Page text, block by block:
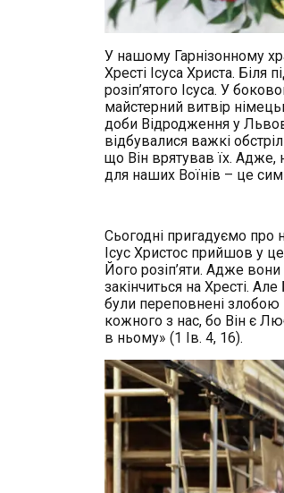
У нашому Гарнізонному
Хресті Ісуса Христа. Біля
розіп’ятого Ісуса. У
майстерний витвір
доби Відродження у
відбувалися важкі
що Він врятував їх. Адже,
для наших Воїнів – це
Сьогодні пригадуємо про
Ісус Христос прийшов у
Його розіп’яти. Адже
закінчиться на Хресті.
були переповнені
кожного з нас, бо Він є
в ньому» (1 Ів. 4, 16).